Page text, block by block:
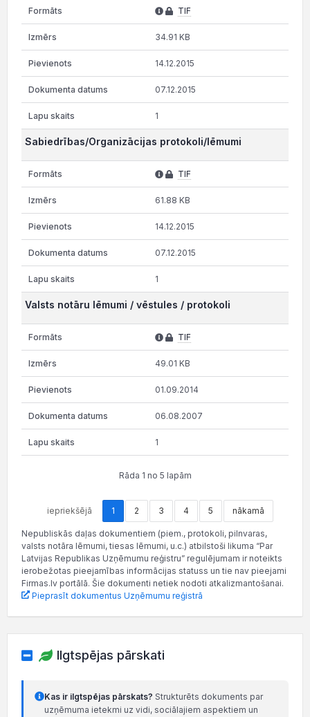
TIF
34.91 KB
14.12.2015
07.12.2015
1
Sabiedrības/Organizācijas protokoli/lēmumi
TIF
61.88 KB
14.12.2015
07.12.2015
1
Valsts notāru lēmumi / vēstules / protokoli
TIF
49.01 KB
01.09.2014
06.08.2007
1
Rāda 1 no 5 lapām
iepriekšējā 1 2 3 4 5 nākamā
Nepubliskās daļas dokumentiem (piem., protokoli, pilnvaras,
valsts notāra lēmumi, tiesas lēmumi, u.c.) atbilstoši likuma “Par
Latvijas Republikas Uzņēmumu reģistru” regulējumam ir noteikts
ierobežotas pieejamības informācijas statuss un tie nav pieejami
Firmas.lv portālā. Šie dokumenti netiek nodoti atkalizmantošanai.
Pieprasīt dokumentus Uzņēmumu reģistrā
Ilgtspējas pārskati
Kas ir ilgtspējas pārskats? Strukturēts dokuments par
uzņēmuma ietekmi uz vidi, sociālajiem aspektiem un